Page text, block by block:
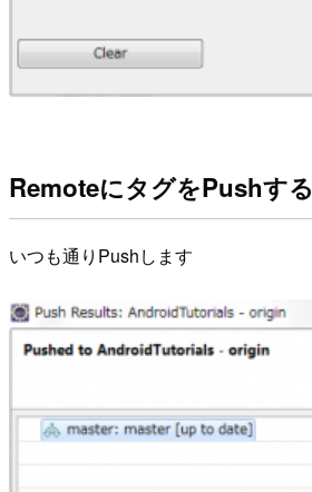
RemoteにタグをPushする
いつも通りPushします